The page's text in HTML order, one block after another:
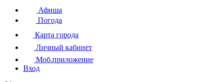
Афиша
Погода
Карта города
Личный кабинет
Моб.приложение
Вход